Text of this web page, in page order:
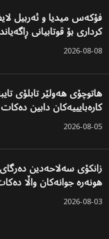
فۆکەس میدیا و ئەربیل
کرداری بۆ قوتابیانی
2026-08-08
هاتوچۆی هەولێر تابلۆی
کارەبایییەکان دابین دەکات
2026-08-05
زانکۆی سەلاحەدین
هونەرە جوانەکان واڵا
2026-08-03